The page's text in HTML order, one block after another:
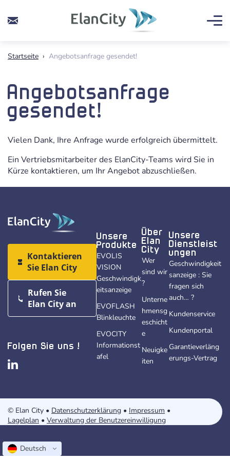
Startseite › Angebotsanfrage gesendet!
Angebotsanfrage
gesendet!
Vielen Dank, Ihre Anfrage wurde erfolgreich übermittelt.
Ein Vertriebsmitarbeiter des ElanCity-Teams wird Sie in
Kürze kontaktieren, um Ihr Angebot abzuschließen.
Kontaktieren
Sie Elan City
Rufen Sie
Elan City an
Folgen Sie uns !
Unsere
Produkte
EVOLIS
VISION
Geschwindigk
eitsanzeige
EVOFLASH
Blinkleuchte
EVOCITY
Informationst
afel
Über
Elan
City
Wer
sind wir
?
Unterne
hmensg
eschicht
e
Neuigke
iten
Unsere
Dienstleist
ungen
Geschwindigkeit
sanzeige : Sie
fragen sich
auch… ?
Kundenservice
Kundenportal
Garantieverläng
erungs-Vertrag
© Elan City • Datenschutzerklärung • Impressum •
Lagelplan • Verwaltung der Benutzereinwilligung
Deutsch